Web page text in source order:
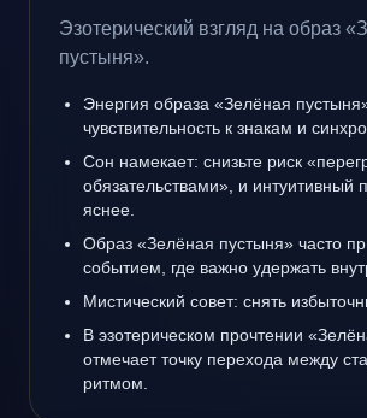
Эзотерический взгляд на образ
пустыня».
Энергия образа «Зелёная
чувствительность к знакам и
Сон намекает: снизьте риск
обязательствами», и интуитивный
яснее.
Образ «Зелёная пустыня» часто
событием, где важно удержать
Мистический совет: снять
В эзотерическом прочтении
отмечает точку перехода между
ритмом.